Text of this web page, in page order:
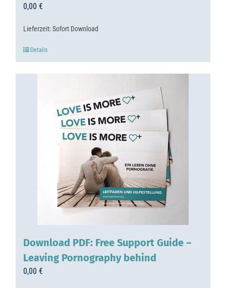
0,00 €
Lieferzeit:Sofort Download
Details
Download PDF: Free Support Guide –
Leaving Pornography behind
0,00 €